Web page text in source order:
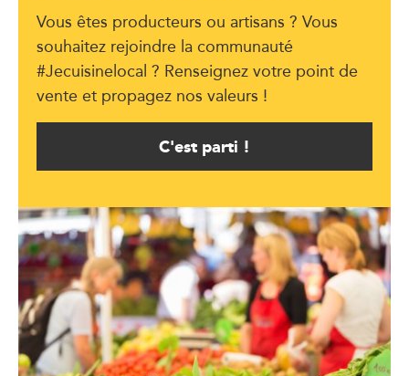
Vous êtes producteurs ou artisans ? Vous
souhaitez rejoindre la communauté
#Jecuisinelocal ? Renseignez votre point de
vente et propagez nos valeurs !
C'est parti !